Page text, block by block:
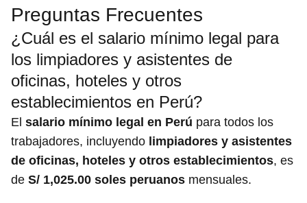
Preguntas Frecuentes
¿Cuál es el salario mínimo legal para
los limpiadores y asistentes de
oficinas, hoteles y otros
establecimientos en Perú?
El salario mínimo legal en Perú para todos los
trabajadores, incluyendo limpiadores y asistentes
de oficinas, hoteles y otros establecimientos, es
de S/ 1,025.00 soles peruanos mensuales.